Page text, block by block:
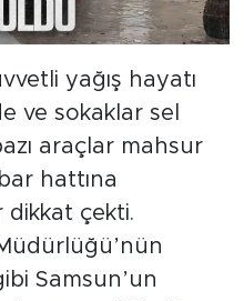
yağış hayatı
ve sokaklar sel
araçlar mahsur
hattına
çekti.
Samsun’un